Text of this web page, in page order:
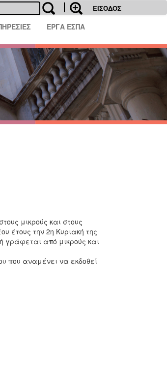
ΕΙΣΟΔΟΣ
ΕΡΓΑ ΕΣΠΑ
μικρούς και στους
έτους την 2η Κυριακή της
γράφεται από μικρούς και
που αναμένει να εκδοθεί